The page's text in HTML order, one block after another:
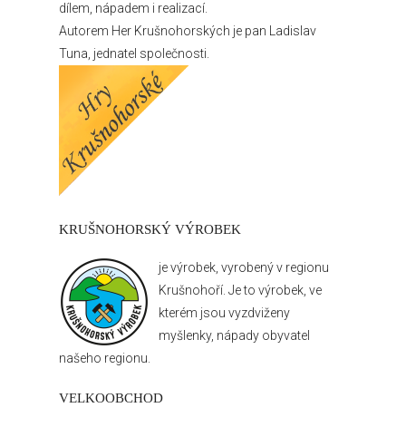
dílem, nápadem i realizací.
Autorem Her Krušnohorských je pan Ladislav
Tuna, jednatel společnosti.
KRUŠNOHORSKÝ VÝROBEK
je výrobek, vyrobený v regionu
Krušnohoří. Je to výrobek, ve
kterém jsou vyzdviženy
myšlenky, nápady obyvatel
našeho regionu.
VELKOOBCHOD